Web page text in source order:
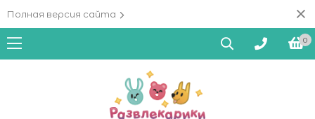
Полная версия сайта
0